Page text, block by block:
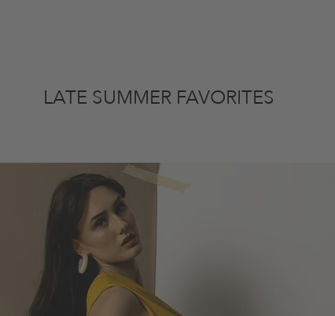
LATE SUMMER FAVORITES